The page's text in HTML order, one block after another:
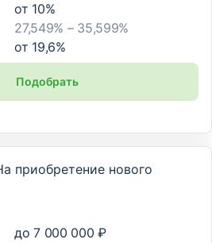
от 10%
27,549% – 35,599%
от 19,6%
Подобрать
приобретение нового
до 7 000 000 ₽